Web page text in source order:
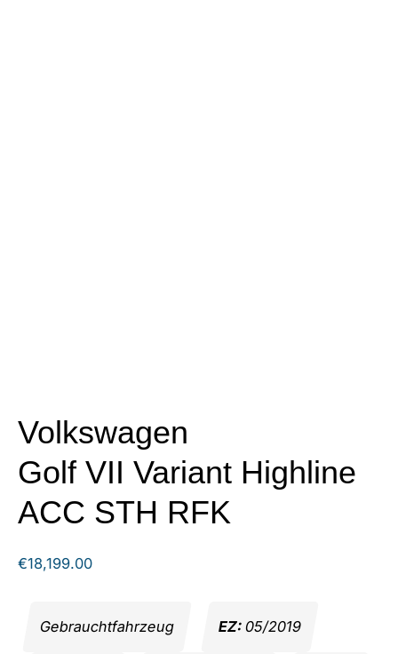
Volkswagen
Golf VII Variant Highline
ACC STH RFK
€18,199.00
Gebrauchtfahrzeug EZ:05/2019